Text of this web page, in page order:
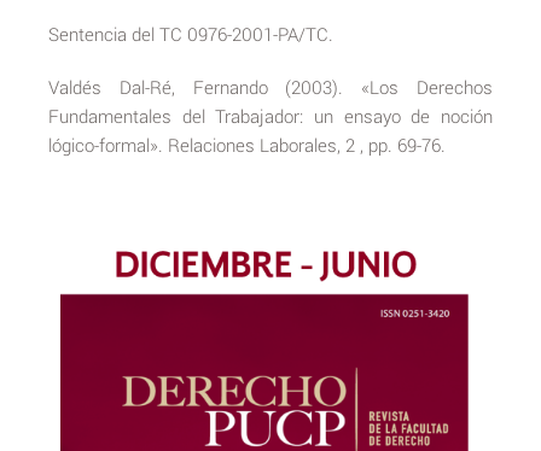
Sentencia del TC 0976-2001-PA/TC.
Valdés Dal-Ré, Fernando (2003). «Los Derechos
Fundamentales del Trabajador: un ensayo de noción
lógico-formal». Relaciones Laborales, 2 , pp. 69-76.